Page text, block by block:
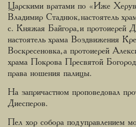
Царскими вратами по «Иже
Владимир Стаднюк, настоятель
с. Княжая Байгора, и протоиерей
настоятель храма Воздвижения
Воскресеновка, а протоиерей
храма Покрова Пресвятой
права ношения палицы.
На запричастном проповедовал
Диесперов.
Пел хор собора под управлением